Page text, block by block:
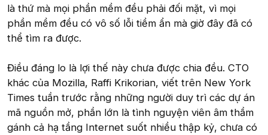
là thứ mà mọi phần mềm đều phải đối mặt, vì mọi
phần mềm đều có vô số lỗi tiềm ẩn mà giờ đây đã có
thể tìm ra được.
Điều đáng lo là lợi thế này chưa được chia đều. CTO
khác của Mozilla, Raffi Krikorian, viết trên New York
Times tuần trước rằng những người duy trì các dự án
mã nguồn mở, phần lớn là tình nguyện viên âm thầm
gánh cả hạ tầng Internet suốt nhiều thập kỷ, chưa có